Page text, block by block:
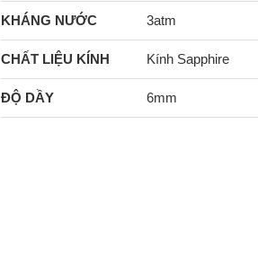
KHÁNG NƯỚC 3atm
CHẤT LIỆU KÍNH Kính Sapphire
ĐỘ DẦY 6mm